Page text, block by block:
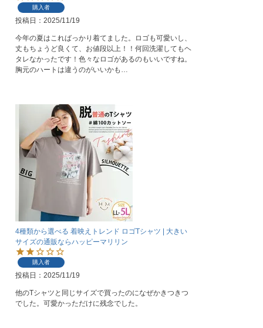
購入者
投稿日 2025/11/19
今年の夏はこればっかり着てました。ロゴも可愛いし、
丈もちょうど良くて、お値段以上！！何回洗濯してもヘ
タレなかったです！色々なロゴがあるのもいいですね。
胸元のハートは違うのがいいかも…
4種類から選べる 着映えトレンド ロゴTシャツ | 大きい
サイズの通販ならハッピーマリリン
購入者
投稿日 2025/11/19
他のTシャツと同じサイズで買ったのになぜかきつきつ
でした。可愛かっただけに残念でした。